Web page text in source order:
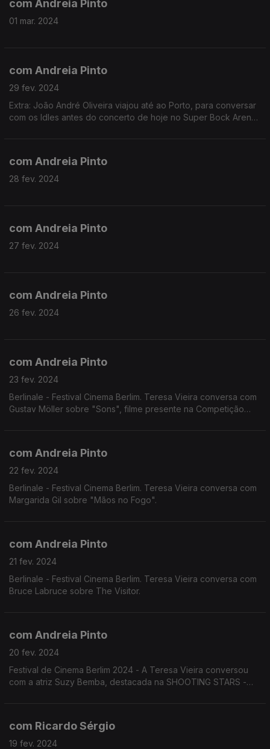
com Andreia Pinto
01 mar. 2024
com Andreia Pinto
29 fev. 2024
Extra: João André Oliveira viajou até ao Porto, para conversar
com os Idles antes do concerto de hoje no Super Bock Arena,
com Andreia Pinto
28 fev. 2024
com Andreia Pinto
27 fev. 2024
com Andreia Pinto
26 fev. 2024
com Andreia Pinto
23 fev. 2024
Berlinale - Festival Cinema Berlim. Teresa Vieira conversa com
Gustav Möller sobre "Sons", filme presente na Competição
com Andreia Pinto
22 fev. 2024
Berlinale - Festival Cinema Berlim. Teresa Vieira conversa com
Margarida Gil sobre "Mãos no Fogo".
com Andreia Pinto
21 fev. 2024
Berlinale - Festival Cinema Berlim. Teresa Vieira conversa com
Bruce Labruce sobre The Visitor.
com Andreia Pinto
20 fev. 2024
Festival de Cinema Berlim 2024 - A Teresa Vieira conversou
com a atriz Suzy Bemba, destacada na SHOOTING STARS -
com Ricardo Sérgio
19 fev. 2024